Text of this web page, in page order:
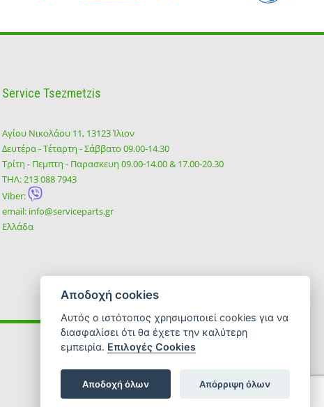
Service Tsezmetzis
Αγίου Νικολάου 11, 13123 Ίλιον
Δευτέρα - Τέταρτη - Σάββατο 09.00-14.30
Τρίτη - Πεμπτη - Παρασκευη 09.00-14.00 & 17.00-20.30
ΤΗΛ:213 088 7943
Viber:
email: info@serviceparts.gr
Ελλάδα
SOCIAL
Αποδοχή cookies
Αυτός ο ιστότοπος χρησιμοποιεί cookies για να
διασφαλίσει ότι θα έχετε την καλύτερη
εμπειρία. Επιλογές Cookies
Αποδοχή όλων Απόρριψη όλων